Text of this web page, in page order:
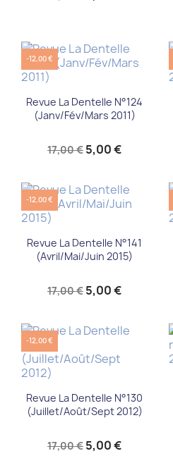
Revue La Dentelle N°124
(Janv/Fév/Mars 2011)
17,00 € 5,00 €
-12,00 €
Revue La Dentelle N°141
(Avril/Mai/Juin 2015)
17,00 € 5,00 €
-12,00 €
Revue La Dentelle N°130
(Juillet/Août/Sept 2012)
17,00 € 5,00 €
-12,00 €